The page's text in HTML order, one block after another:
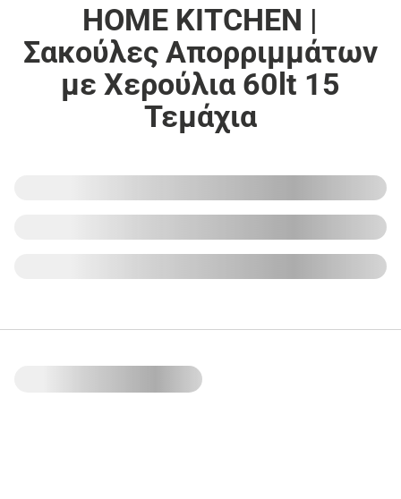
HOME KITCHEN |
Σακούλες Απορριμμάτων
με Χερούλια 60lt 15
Τεμάχια